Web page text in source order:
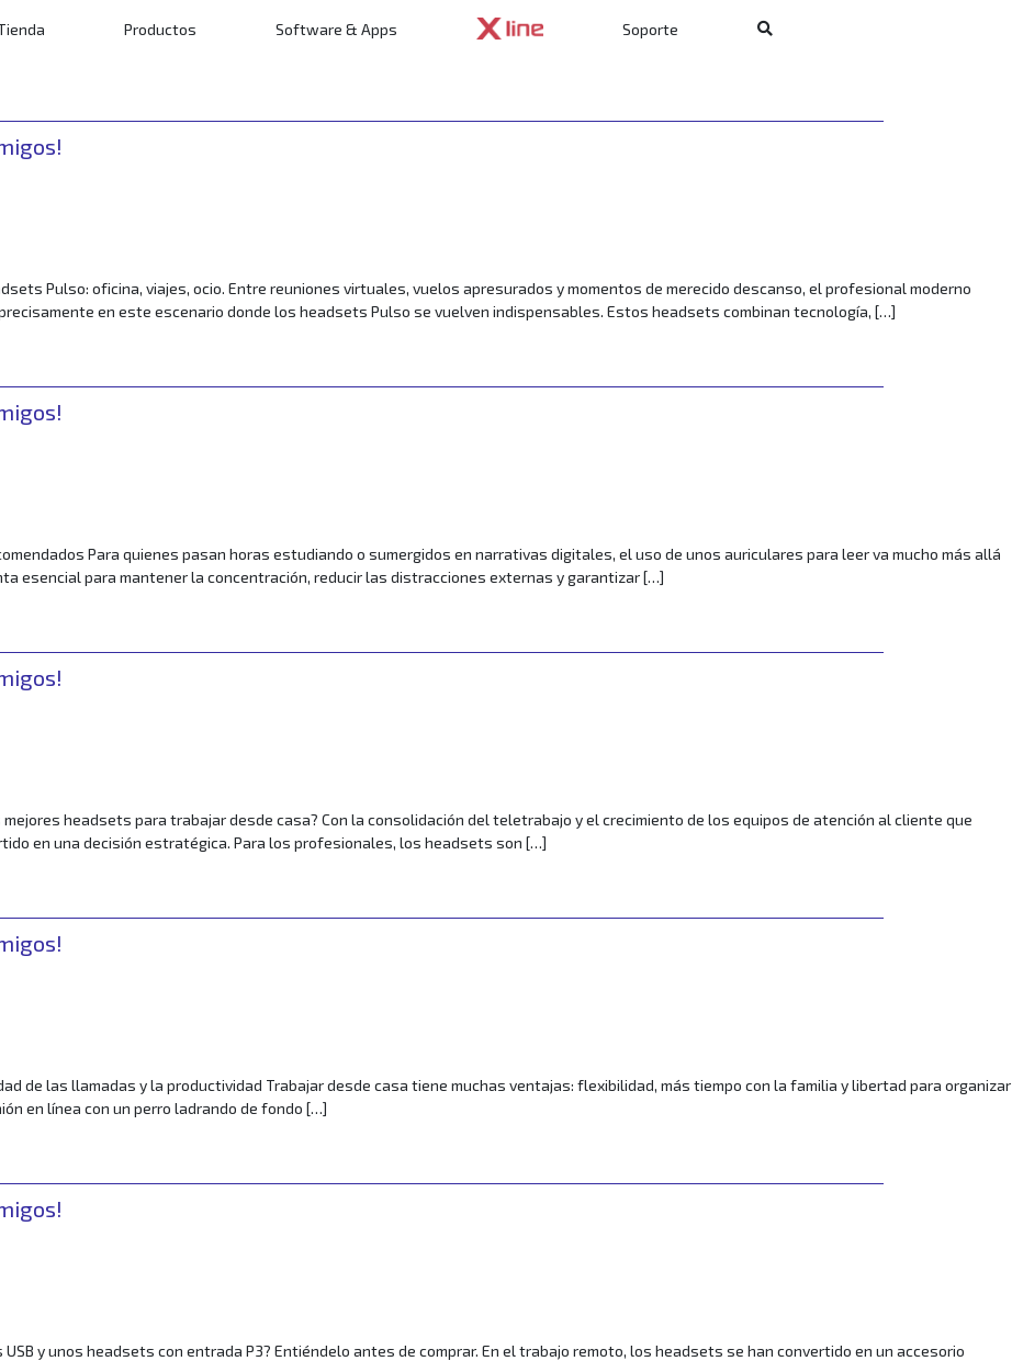
Productos Software & Apps Soporte
cómo escoger Hoy, mucho se quiebra sobre el concepto de experiencia del consumidor. En ese escenario, la atención al cliente online se hizo
tanto, la experiencia. Siendo así, las […]
Pulso: oficina, viajes, ocio. Entre reuniones virtuales, vuelos apresurados y momentos de merecido descanso, el profesional moderno
en este escenario donde los headsets Pulso se vuelven indispensables. Estos headsets combinan tecnología, […]
Para quienes pasan horas estudiando o sumergidos en narrativas digitales, el uso de unos auriculares para leer va mucho más allá
esencial para mantener la concentración, reducir las distracciones externas y garantizar […]
headsets para trabajar desde casa? Con la consolidación del teletrabajo y el crecimiento de los equipos de atención al cliente que
en una decisión estratégica. Para los profesionales, los headsets son […]
de las llamadas y la productividad Trabajar desde casa tiene muchas ventajas: flexibilidad, más tiempo con la familia y libertad para organizar
en línea con un perro ladrando de fondo […]
y unos headsets con entrada P3? Entiéndelo antes de comprar. En el trabajo remoto, los headsets se han convertido en un accesorio